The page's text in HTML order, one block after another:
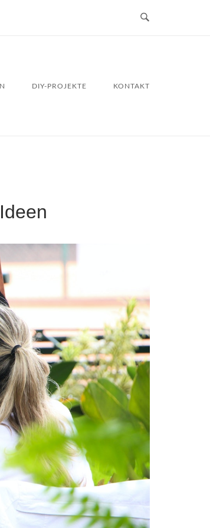
DIY-PROJEKTE KONTAKT